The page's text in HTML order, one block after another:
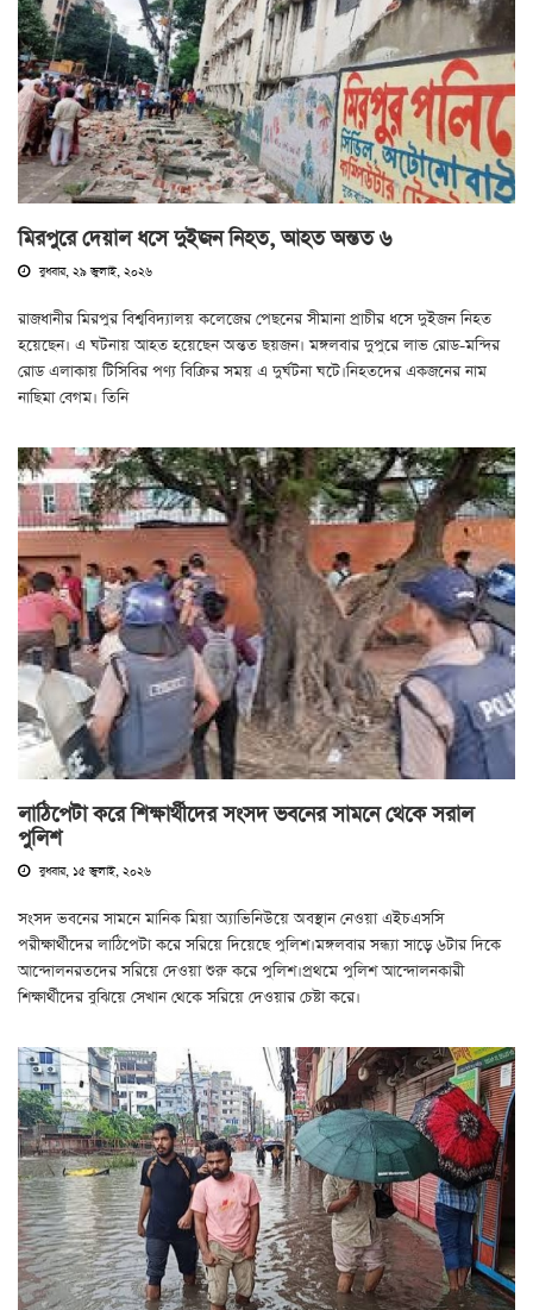
মিরপুরে দেয়াল ধসে দুইজন নিহত, আহত অন্তত ৬
বুধবার, ২৯ জুলাই, ২০২৬
রাজধানীর মিরপুর বিশ্ববিদ্যালয় কলেজের পেছনের সীমানা প্রাচীর ধসে দুইজন নিহত
হয়েছেন। এ ঘটনায় আহত হয়েছেন অন্তত ছয়জন। মঙ্গলবার দুপুরে লাভ রোড-মন্দির
রোড এলাকায় টিসিবির পণ্য বিক্রির সময় এ দুর্ঘটনা ঘটে।নিহতদের একজনের নাম
নাছিমা বেগম। তিনি
লাঠিপেটা করে শিক্ষার্থীদের সংসদ ভবনের সামনে থেকে সরাল
পুলিশ
বুধবার, ১৫ জুলাই, ২০২৬
সংসদ ভবনের সামনে মানিক মিয়া অ্যাভিনিউয়ে অবস্থান নেওয়া এইচএসসি
পরীক্ষার্থীদের লাঠিপেটা করে সরিয়ে দিয়েছে পুলিশ।মঙ্গলবার সন্ধ্যা সাড়ে ৬টার দিকে
আন্দোলনরতদের সরিয়ে দেওয়া শুরু করে পুলিশ।প্রথমে পুলিশ আন্দোলনকারী
শিক্ষার্থীদের বুঝিয়ে সেখান থেকে সরিয়ে দেওয়ার চেষ্টা করে।